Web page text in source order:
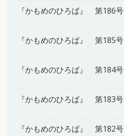
『かもめのひろば』 第186号
『かもめのひろば』 第185号
『かもめのひろば』 第184号
『かもめのひろば』 第183号
『かもめのひろば』 第182号